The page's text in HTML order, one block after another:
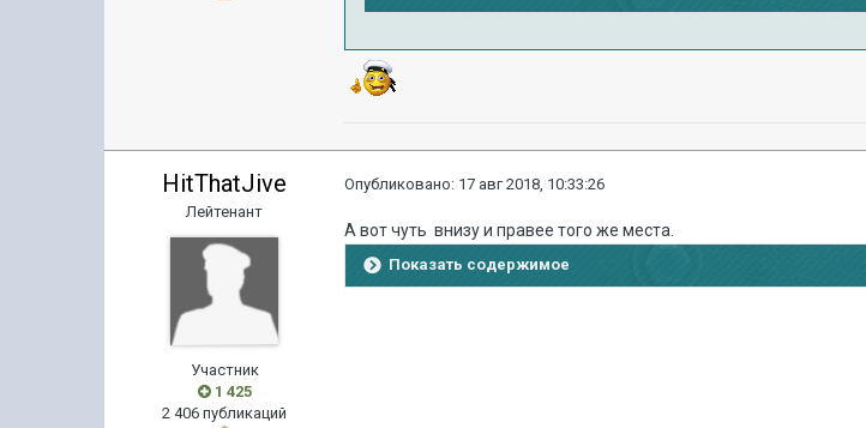
HitThatJive
Лейтенант
Участник
1 425
2 406 публикаций
Опубликовано: 17 авг 2018, 10:33:26
А вот чуть внизу и правее того же места.
Показать содержимое